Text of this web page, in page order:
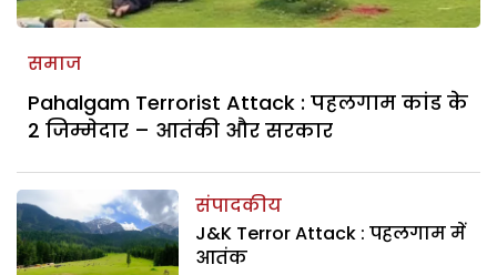
समाज
Pahalgam Terrorist Attack : पहलगाम कांड के
2 जिम्मेदार – आतंकी और सरकार
संपादकीय
J&K Terror Attack : पहलगाम में
आतंक